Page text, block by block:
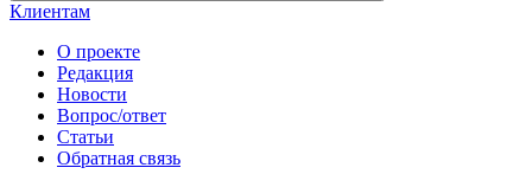
Клиентам
О проекте
Редакция
Новости
Вопрос/ответ
Статьи
Обратная связь